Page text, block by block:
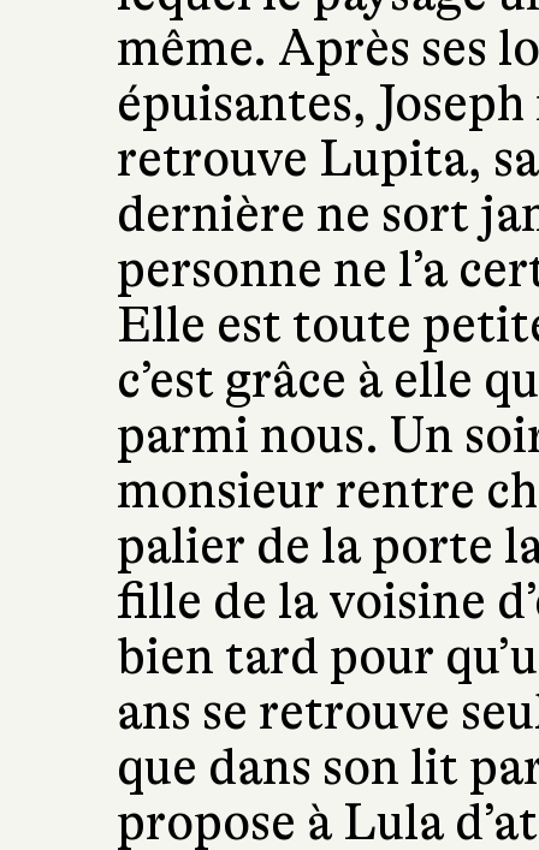
même. Après ses
épuisantes,
retrouve Lupita,
dernière ne sort
personne ne l’a
Elle est toute
c’est grâce à elle
parmi nous. Un
monsieur rentre
palier de la porte
fille de la voisine
bien tard pour
ans se retrouve
que dans son lit
propose à Lula